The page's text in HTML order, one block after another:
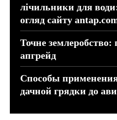
лічильники для
огляд сайту
Точне землеробство:
апгрейд
Способы
дачной грядки до